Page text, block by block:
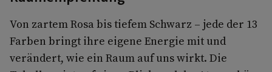
Von zartem Rosa bis tiefem Schwarz – jede der 13
Farben bringt ihre eigene Energie mit und
verändert, wie ein Raum auf uns wirkt. Die